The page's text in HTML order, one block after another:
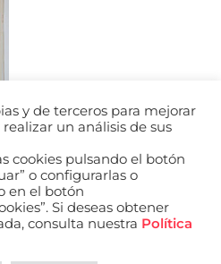
de Instagram
URL de Linkedin
y de terceros para mejorar
un análisis de sus
cookies pulsando el botón
o configurarlas o
en el botón
Si deseas obtener
consulta nuestra Política